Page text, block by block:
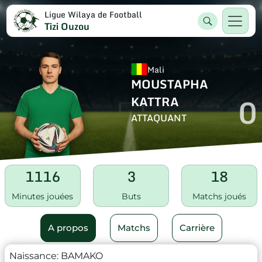
Ligue Wilaya de Football
Tizi Ouzou
Mali
MOUSTAPHA
KATTRA
ATTAQUANT 0
1116
Minutes jouées
3
Buts
18
Matchs joués
A propos Matchs Carrière
Naissance: BAMAKO